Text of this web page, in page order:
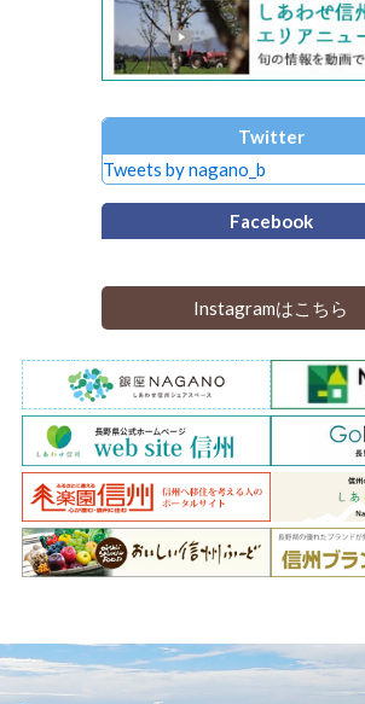
Twitter
Tweets by nagano_b
Facebook
Instagramはこちら